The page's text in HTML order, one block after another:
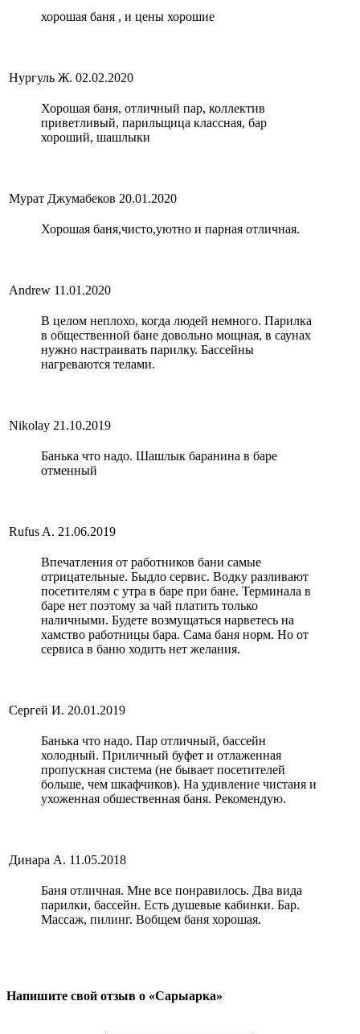
хорошая баня , и цены хорошие
Нургуль Ж. 02.02.2020
Хорошая баня, отличный пар, коллектив
приветливый, парильщица классная, бар
хороший, шашлыки
Мурат Джумабеков 20.01.2020
Хорошая баня,чисто,уютно и парная отличная.
Andrew 11.01.2020
В целом неплохо, когда людей немного. Парилка
в общественной бане довольно мощная, в саунах
нужно настраивать парилку. Бассейны
нагреваются телами.
Nikolay 21.10.2019
Банька что надо. Шашлык баранина в баре
отменный
Rufus A. 21.06.2019
Впечатления от работников бани самые
отрицательные. Быдло сервис. Водку разливают
посетителям с утра в баре при бане. Терминала в
баре нет поэтому за чай платить только
наличными. Будете возмущаться нарветесь на
хамство работницы бара. Сама баня норм. Но от
сервиса в баню ходить нет желания.
Сергей И. 20.01.2019
Банька что надо. Пар отличный, бассейн
холодный. Приличный буфет и отлаженная
пропускная система (не бывает посетителей
больше, чем шкафчиков). На удивление чистаня и
ухоженная обшественная баня. Рекомендую.
Динара А. 11.05.2018
Баня отличная. Мне все понравилось. Два вида
парилки, бассейн. Есть душевые кабинки. Бар.
Массаж, пилинг. Вобщем баня хорошая.
Напишите свой отзыв о «Сарыарка»